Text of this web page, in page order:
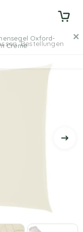
Oxford-
Creme